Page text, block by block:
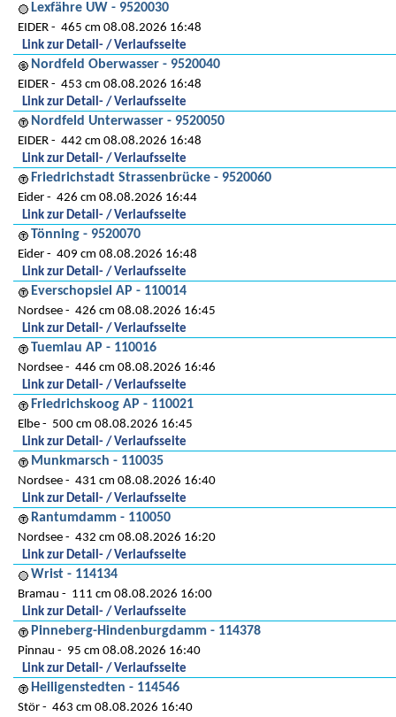
Lexfähre UW - 9520030
EIDER
465 cm 08.08.2026 16:48
Link zur Detail- / Verlaufsseite
Nordfeld Oberwasser - 9520040
EIDER
453 cm 08.08.2026 16:48
Link zur Detail- / Verlaufsseite
Nordfeld Unterwasser - 9520050
EIDER
442 cm 08.08.2026 16:48
Link zur Detail- / Verlaufsseite
Friedrichstadt Strassenbrücke - 9520060
Eider
426 cm 08.08.2026 16:44
Link zur Detail- / Verlaufsseite
Tönning - 9520070
Eider
409 cm 08.08.2026 16:48
Link zur Detail- / Verlaufsseite
Everschopsiel AP - 110014
Nordsee
426 cm 08.08.2026 16:45
Link zur Detail- / Verlaufsseite
Tuemlau AP - 110016
Nordsee
446 cm 08.08.2026 16:46
Link zur Detail- / Verlaufsseite
Friedrichskoog AP - 110021
Elbe
500 cm 08.08.2026 16:45
Link zur Detail- / Verlaufsseite
Munkmarsch - 110035
Nordsee
431 cm 08.08.2026 16:40
Link zur Detail- / Verlaufsseite
Rantumdamm - 110050
Nordsee
432 cm 08.08.2026 16:20
Link zur Detail- / Verlaufsseite
Wrist - 114134
Bramau
111 cm 08.08.2026 16:00
Link zur Detail- / Verlaufsseite
Pinneberg-Hindenburgdamm - 114378
Pinnau
95 cm 08.08.2026 16:40
Link zur Detail- / Verlaufsseite
Heiligenstedten - 114546
Stör
463 cm 08.08.2026 16:40